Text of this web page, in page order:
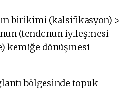
birikimi (kalsifikasyon) >
(tendonun iyileşmesi
kemiğe dönüşmesi
bölgesinde topuk